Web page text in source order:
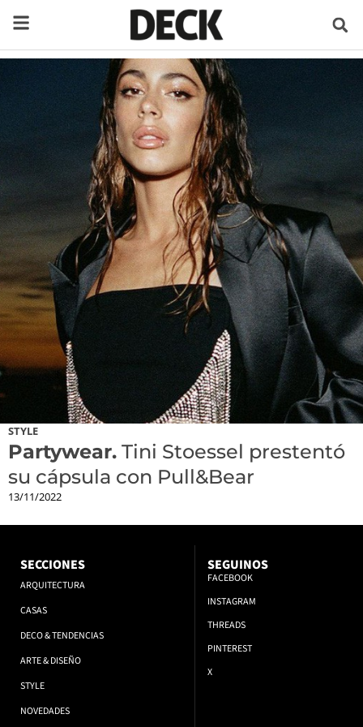
STYLE
Partywear. Tini Stoessel prestentó
su cápsula con Pull&Bear
13/11/2022
SECCIONES
ARQUITECTURA
CASAS
DECO & TENDENCIAS
ARTE & DISEÑO
STYLE
NOVEDADES
SEGUINOS
FACEBOOK
INSTAGRAM
THREADS
PINTEREST
X